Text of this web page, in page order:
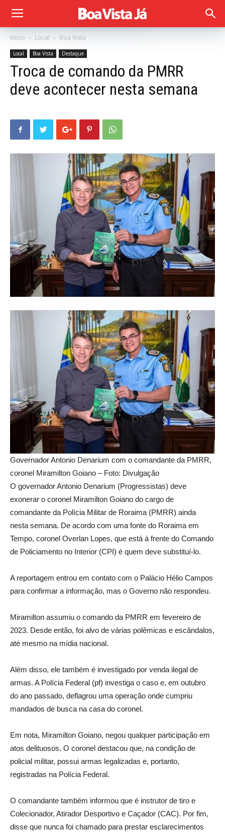
Início Local Boa Vista
Local Boa Vista Destaque
Troca de comando da PMRR
deve acontecer nesta semana
Governador Antonio Denarium com o comandante da PMRR,
coronel Miramilton Goiano – Foto: Divulgação
O governador Antonio Denarium (Progressistas) deve
exonerar o coronel Miramilton Goiano do cargo de
comandante da Polícia Militar de Roraima (PMRR) ainda
nesta semana. De acordo com uma fonte do Roraima em
Tempo, coronel Overlan Lopes, que está à frente do Comando
de Policiamento no Interior (CPI) é quem deve substituí-lo.
A reportagem entrou em contato com o Palácio Hélio Campos
para confirmar a informação, mas o Governo não respondeu.
Miramilton assumiu o comando da PMRR em fevereiro de
2023. Desde então, foi alvo de várias polêmicas e escândalos,
até mesmo na mídia nacional.
Além disso, ele também é investigado por venda ilegal de
armas. A Polícia Federal (pf) investiga o caso e, em outubro
do ano passado, deflagrou uma operação onde cumpriu
mandados de busca na casa do coronel.
Em nota, Miramilton Goiano, negou qualquer participação em
atos delituosos. O coronel destacou que, na condição de
policial militar, possui armas legalizadas e, portanto,
registradas na Polícia Federal.
O comandante também informou que é instrutor de tiro e
Colecionador, Atirador Desportivo e Caçador (CAC). Por fim,
disse que nunca foi chamado para prestar esclarecimentos